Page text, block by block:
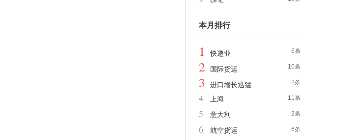
本月排行
6条
1 快递业
10条
2 国际货运
2条
3 进口增长迅猛
11条
4 上海
2条
5 意大利
6条
6 航空货运